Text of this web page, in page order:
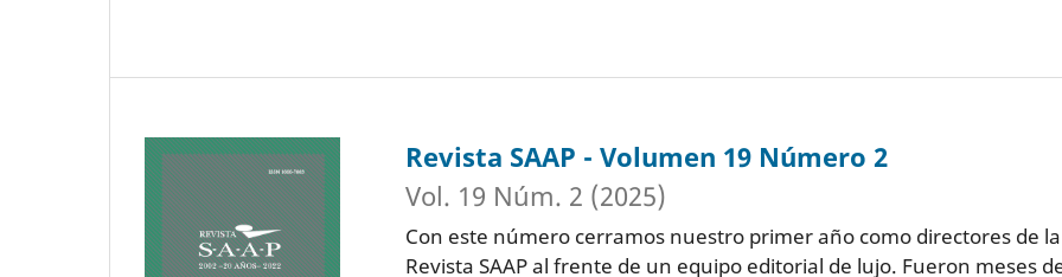
Revista SAAP - Volumen 19 Número 2
Vol. 19 Núm. 2 (2025)
Con este número cerramos nuestro primer año como directores de la
Revista SAAP al frente de un equipo editorial de lujo. Fueron meses